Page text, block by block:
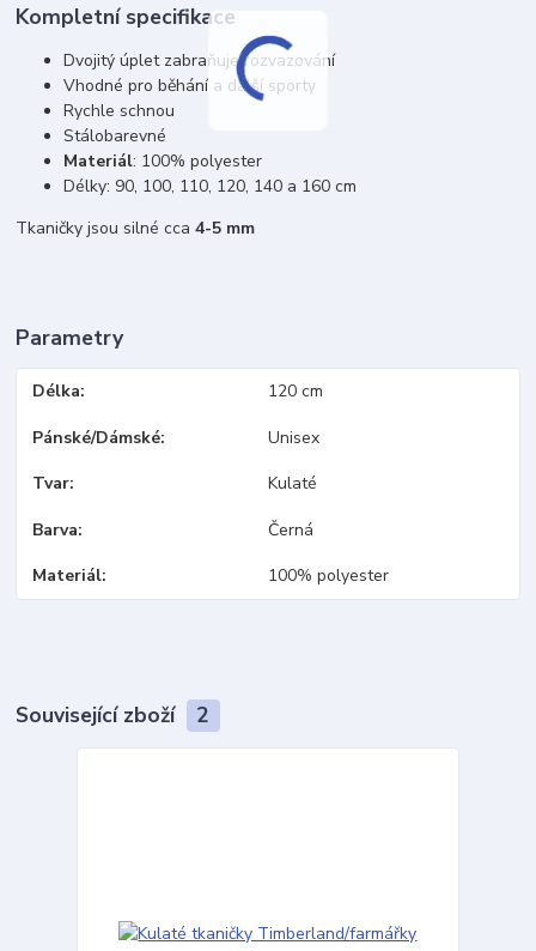
Kompletní specifikace
Dvojitý úplet zabraňuje rozvazování
Vhodné pro běhání a další sporty
Rychle schnou
Stálobarevné
Materiál: 100% polyester
Délky: 90, 100, 110, 120, 140 a 160 cm
Tkaničky jsou silné cca4-5 mm
Parametry
Délka 120 cm
Pánské/Dámské Unisex
Tvar Kulaté
Barva Černá
Materiál 100% polyester
Související zboží 2